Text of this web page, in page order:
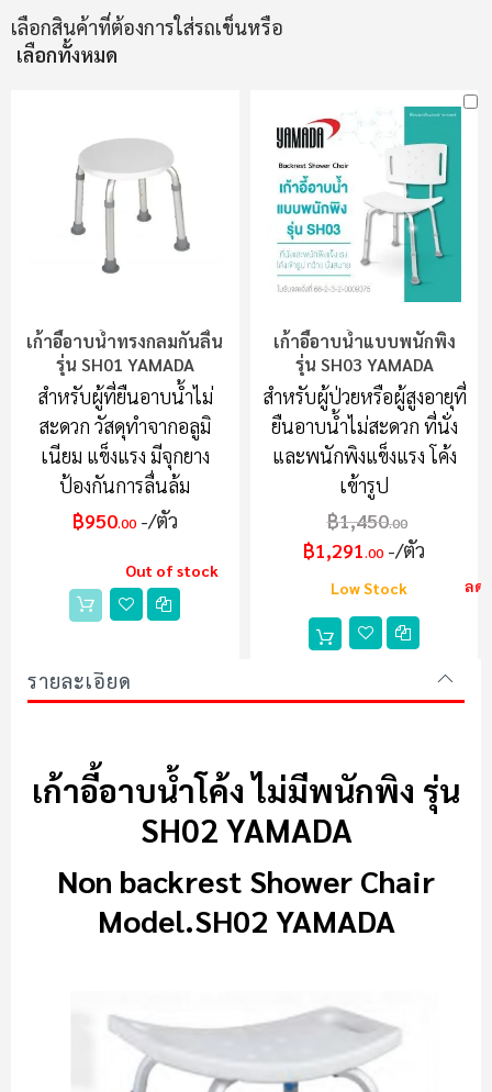
เลือกสินค้าที่ต้องการใส่รถเข็นหรือ
เลือกทั้งหมด
เก้าอี้อาบน้ำทรงกลมกันลื่น
รุ่น SH01 YAMADA
สำหรับผู้ที่ยืนอาบน้ำไม่
สะดวก วัสดุทำจากอลูมิ
เนียม แข็งแรง มีจุกยาง
ป้องกันการลื่นล้ม
฿950.00 /ตัว
Out of stock
เก้าอี้อาบน้ำแบบพนักพิง
รุ่น SH03 YAMADA
สำหรับผู้ป่วยหรือผู้สูงอายุที่
ยืนอาบน้ำไม่สะดวก ที่นั่ง
และพนักพิงแข็งแรง โค้ง
เข้ารูป
฿1,450.00
฿1,291.00 /ตัว
Low Stock ลด
รายละเอียด
เก้าอี้อาบน้ำโค้ง ไม่มีพนักพิง รุ่น
SH02 YAMADA
Non backrest Shower Chair
Model.SH02 YAMADA